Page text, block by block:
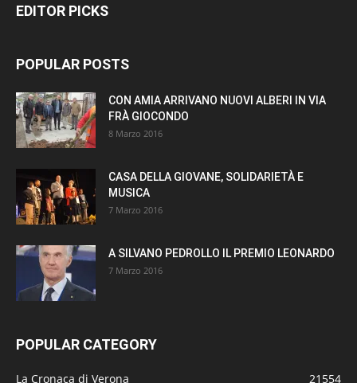
EDITOR PICKS
POPULAR POSTS
CON AMIA ARRIVANO NUOVI ALBERI IN VIA
FRÀ GIOCONDO
8 Marzo 2016
CASA DELLA GIOVANE, SOLIDARIETÀ E
MUSICA
7 Marzo 2016
A SILVANO PEDROLLO IL PREMIO LEONARDO
7 Marzo 2016
POPULAR CATEGORY
La Cronaca di Verona
21554